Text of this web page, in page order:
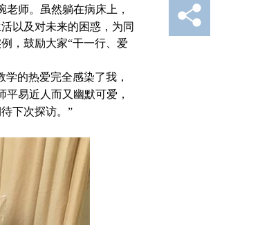
师。虽然躺在病床上，
以及对未来的困惑，为同
，鼓励大家“干一行、爱
的热爱完全感染了我，
平易近人而又幽默可爱，
下次探访。”